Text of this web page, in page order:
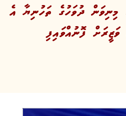
މިނިވަން ދުވަހުގެ ތަހުނިޔާ އެ
ވަޒީރަށް ފޮނުއްވައިފި